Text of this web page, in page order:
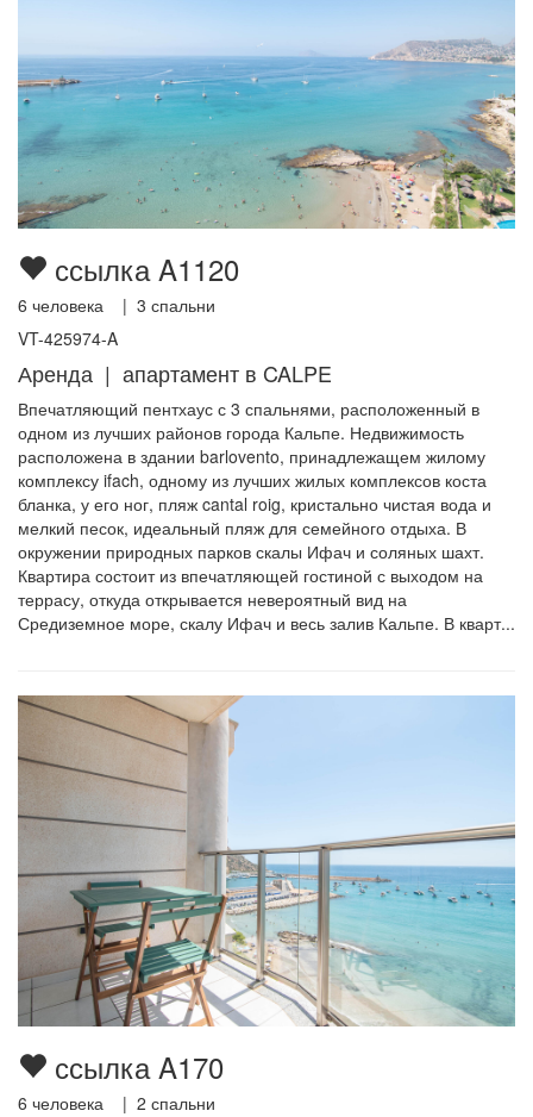
ссылка A1120
6 человека | 3 спальни
VT-425974-A
Аренда | апартамент в CALPE
Впечатляющий пентхаус с 3 спальнями, расположенный в
одном из лучших районов города Кальпе. Недвижимость
расположена в здании barlovento, принадлежащем жилому
комплексу ifach, одному из лучших жилых комплексов коста
бланка, у его ног, пляж cantal roig, кристально чистая вода и
мелкий песок, идеальный пляж для семейного отдыха. В
окружении природных парков скалы Ифач и соляных шахт.
Квартира состоит из впечатляющей гостиной с выходом на
террасу, откуда открывается невероятный вид на
Средиземное море, скалу Ифач и весь залив Кальпе. В кварт...
ссылка A170
6 человека | 2 спальни